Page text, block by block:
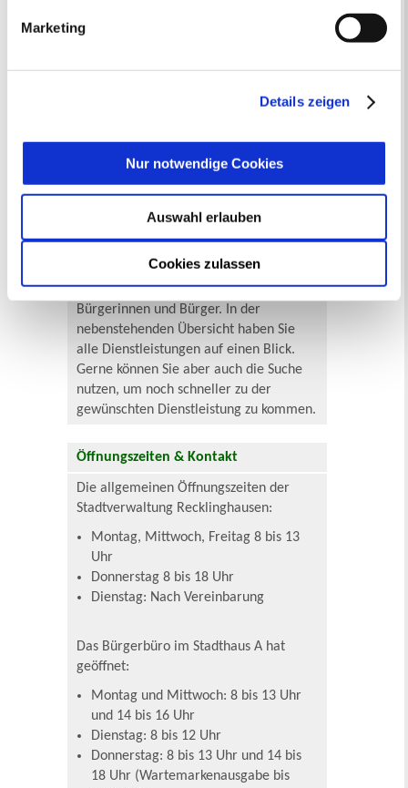
„Details anzeigen“ erfahren oder der
getroffene Auswahl der gewünschten Cookies kann
jederzeit mit Wirkung für die Zukunft angepasst oder
Marketing
Details zeigen
Cookies zulassen
Auswahl erlauben
Nur notwendige Cookies
Dienstleistungen
erbringt in ihren Fachbereichen
zahlreiche Dienstleistungen für
Bürgerinnen und Bürger. In der
nebenstehenden Übersicht haben Sie
alle Dienstleistungen auf einen Blick.
Gerne können Sie aber auch die Suche
nutzen, um noch schneller zu der
gewünschten Dienstleistung zu kommen.
Öffnungszeiten & Kontakt
Die allgemeinen Öffnungszeiten der
Stadtverwaltung Recklinghausen:
Montag, Mittwoch, Freitag 8 bis 13
Uhr
Donnerstag 8 bis 18 Uhr
Dienstag: Nach Vereinbarung
Das Bürgerbüro im Stadthaus A hat
geöffnet:
Montag und Mittwoch: 8 bis 13 Uhr
und 14 bis 16 Uhr
Dienstag: 8 bis 12 Uhr
Donnerstag: 8 bis 13 Uhr und 14 bis
18 Uhr (Wartemarkenausgabe bis